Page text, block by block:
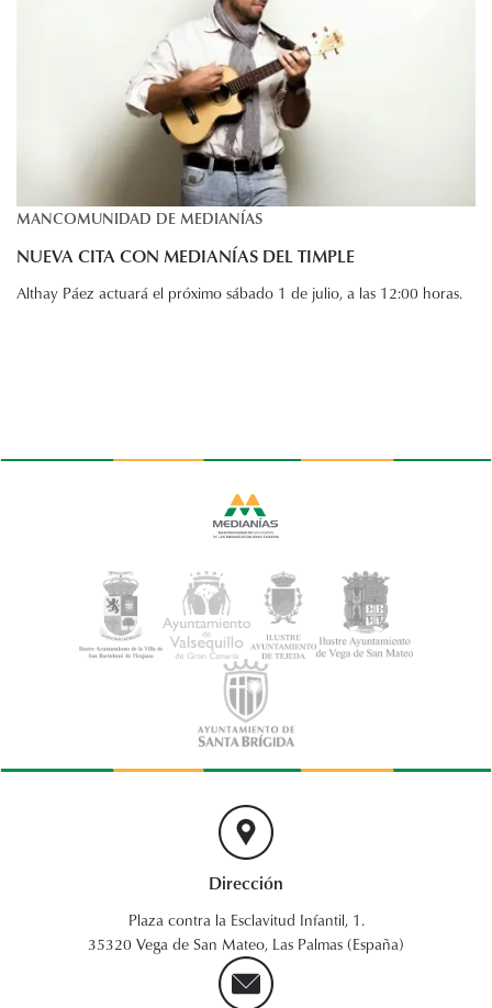
MANCOMUNIDAD DE MEDIANÍAS
NUEVA CITA CON MEDIANÍAS DEL TIMPLE
Althay Páez actuará el próximo sábado 1 de julio, a las 12:00 horas.
Dirección
Plaza contra la Esclavitud Infantil, 1.
35320 Vega de San Mateo, Las Palmas (España)